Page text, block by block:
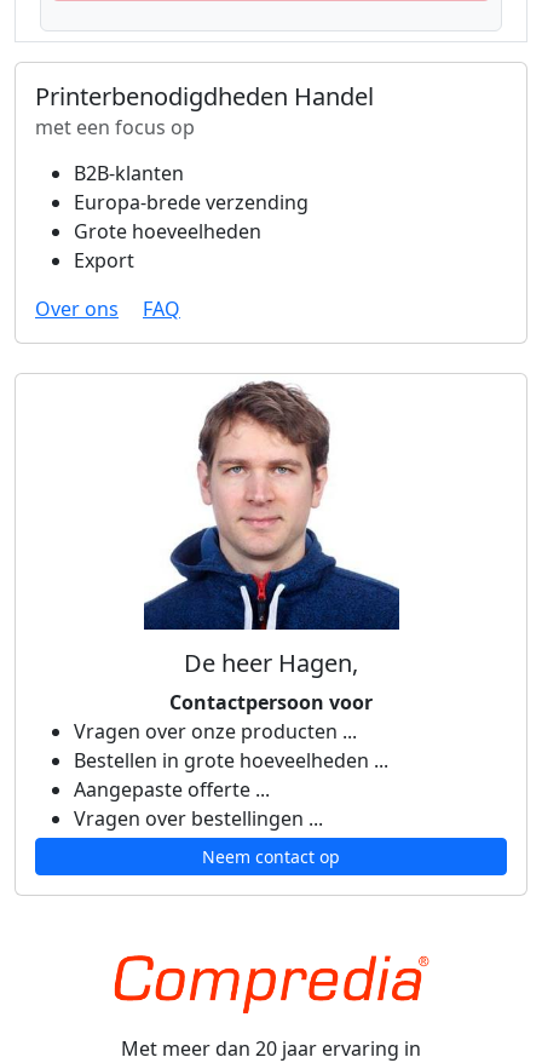
Printerbenodigdheden Handel
met een focus op
B2B-klanten
Europa-brede verzending
Grote hoeveelheden
Export
Over ons
FAQ
De heer Hagen,
Contactpersoon voor
Vragen over onze producten ...
Bestellen in grote hoeveelheden ...
Aangepaste offerte ...
Vragen over bestellingen ...
Neem contact op
Met meer dan 20 jaar ervaring in